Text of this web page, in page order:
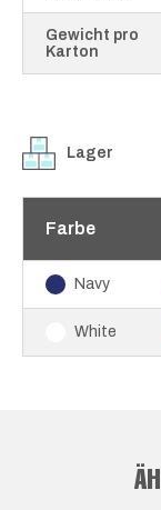
Gewicht pro
Karton
Lager
Farbe
Navy
White